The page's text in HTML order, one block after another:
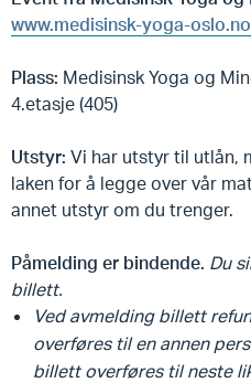
www.medisinsk-yoga-oslo.no
Plass: Medisinsk Yoga og
4.etasje (405)
Utstyr: Vi har utstyr til utlån,
laken for å legge over vår
annet utstyr om du trenger.
Påmelding er bindende. Du
billett.
Ved avmelding billett
overføres til en annen
billett overføres til neste